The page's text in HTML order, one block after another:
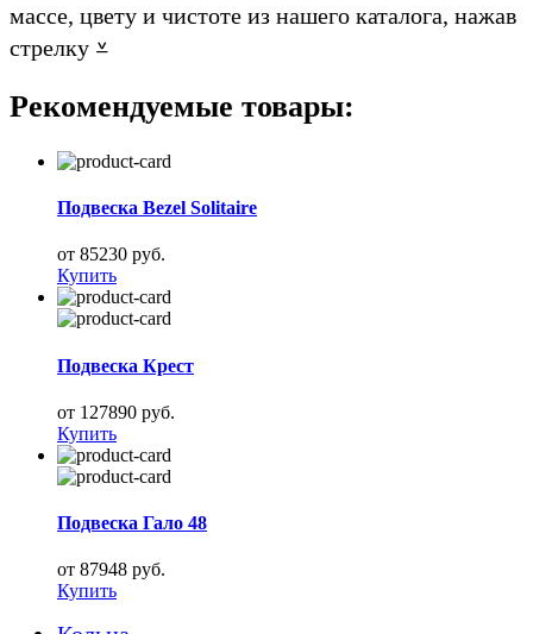
массе, цвету и чистоте из нашего каталога, нажав
стрелку ⩡
Рекомендуемые товары:
Подвеска Bezel Solitaire
от 85230 руб.
Купить
Подвеска Крест
от 127890 руб.
Купить
Подвеска Гало 48
от 87948 руб.
Купить